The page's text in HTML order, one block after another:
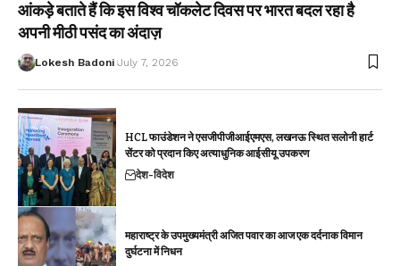
आंकड़े बताते हैं कि इस विश्व चॉकलेट दिवस पर भारत बदल रहा है
अपनी मीठी पसंद का अंदाज़
Lokesh Badoni July 7, 2026
HCL फाउंडेशन ने एसजीपीजीआईएमएस, लखनऊ स्थित सलोनी हार्ट
सेंटर को प्रदान किए अत्याधुनिक आईसीयू उपकरण
देश-विदेश
महाराष्ट्र के उपमुख्यमंत्री अजित पवार का आज एक दर्दनाक विमान
दुर्घटना में निधन